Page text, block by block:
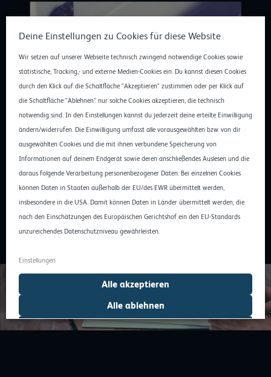
Ein Vendor-Lock-in entsteht in den meisten Fällen
bereits, wenn lediglich zwei dieser Faktoren wirksam
sind. So reicht bereits die Kombination aus fehlendem
Know-how und hohen Wechselkosten, um die
Wechselbereitschaft deutlich zu senken.
Deine Einstellungen zu Cookies für diese Website
Wir setzen auf unserer Webseite technisch zwingend notwendige Cookies sowie
statistische, Tracking,- und externe Medien-Cookies ein. Du kannst diesen Cookies
durch den Klick auf die Schaltfläche "Akzeptieren" zustimmen oder per Klick auf
die Schaltfläche "Ablehnen" nur solche Cookies akzeptieren, die technisch
notwendig sind. In den Einstellungen kannst du jederzeit deine erteilte Einwilligung
ändern/widerrufen. Die Einwilligung umfasst alle vorausgewählten bzw. von dir
ausgewählten Cookies und die mit ihnen verbundene Speicherung von
Informationen auf deinem Endgerät sowie deren anschließendes Auslesen und die
daraus folgende Verarbeitung personenbezogener Daten. Bei einzelnen Cookies
können Daten in Staaten außerhalb der EU/des EWR übermittelt werden,
insbesondere in die USA. Damit können Daten in Länder übermittelt werden, die
nach den Einschätzungen des Europäischen Gerichtshof ein den EU-Standards
unzureichendes Datenschutzniveau gewährleisten.
Einstellungen
Auswahl erlauben
Alle ablehnen
Alle akzeptieren